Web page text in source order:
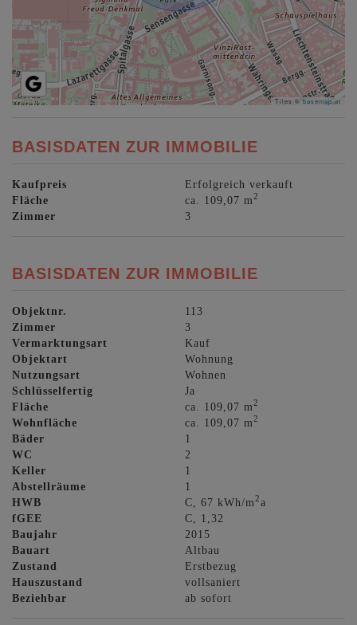
Tiles © basemap.at
BASISDATEN ZUR IMMOBILIE
Kaufpreis
Erfolgreich verkauft
Fläche
ca. 109,07 m2
Zimmer 3
BASISDATEN ZUR IMMOBILIE
Objektnr.
113
Zimmer
3
Vermarktungsart
Kauf
Objektart
Wohnung
Nutzungsart
Wohnen
Schlüsselfertig
Ja
Fläche
ca. 109,07 m2
Wohnfläche ca. 109,07 m2
Bäder
1
WC
2
Keller
1
Abstellräume
1
HWB
C, 67 kWh/m2a
fGEE
C, 1,32
Baujahr
2015
Bauart
Altbau
Zustand
Erstbezug
Hauszustand
vollsaniert
Beziehbar
ab sofort